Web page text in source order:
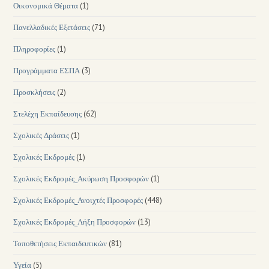
Οικονομικά Θέματα (1)
Πανελλαδικές Εξετάσεις (71)
Πληροφορίες (1)
Προγράμματα ΕΣΠΑ (3)
Προσκλήσεις (2)
Στελέχη Εκπαίδευσης (62)
Σχολικές Δράσεις (1)
Σχολικές Εκδρομές (1)
Σχολικές Εκδρομές_Ακύρωση Προσφορών (1)
Σχολικές Εκδρομές_Ανοιχτές Προσφορές (448)
Σχολικές Εκδρομές_Λήξη Προσφορών (13)
Τοποθετήσεις Εκπαιδευτικών (81)
Υγεία (5)